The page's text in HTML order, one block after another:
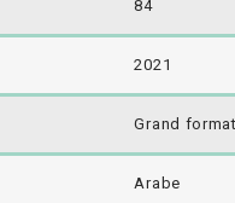
84
2021
Grand
Arabe